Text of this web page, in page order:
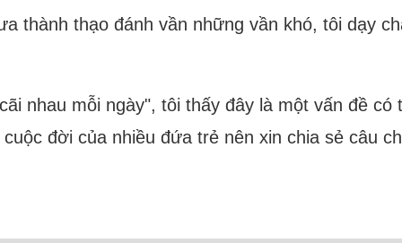
thành thạo đánh vần những vần khó, tôi dạy
nhau mỗi ngày", tôi thấy đây là một vấn đề
đời của nhiều đứa trẻ nên xin chia sẻ câu